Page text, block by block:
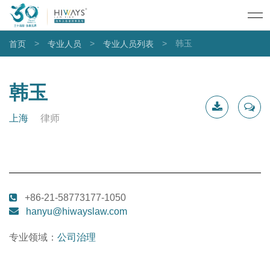
首页 > 专业人员 > 专业人员列表 > 韩玉
韩玉
上海 律师
+86-21-58773177-1050
hanyu@hiwayslaw.com
专业领域： 公司治理